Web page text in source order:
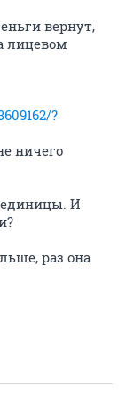
вернут,
лицевом
?
ничего
единицы. И
раз она